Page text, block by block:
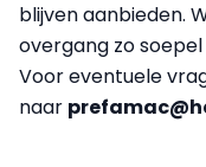
blijven aanbieden.
overgang zo
Voor eventuele
naar